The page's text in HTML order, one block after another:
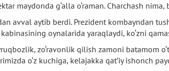
maydonda g‘alla o‘raman. Charchash
avval aytib berdi. Prezident kombayndan
oynalarida yaraqlaydi, ko‘zni
zo‘ravonlik qilish zamoni batamom
o‘z kuchiga, kelajakka qat’iy ishonch